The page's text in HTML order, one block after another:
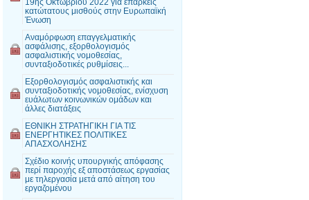
κατώτατους μισθούς στην Ευρωπαϊκή
Ένωση
Αναμόρφωση επαγγελματικής
ασφάλισης, εξορθολογισμός
ασφαλιστικής νομοθεσίας,
συνταξιοδοτικές ρυθμίσεις...
Εξορθολογισμός ασφαλιστικής και
συνταξιοδοτικής νομοθεσίας, ενίσχυση
ευάλωτων κοινωνικών ομάδων και
άλλες διατάξεις
ΕΘΝΙΚΗ ΣΤΡΑΤΗΓΙΚΗ ΓΙΑ ΤΙΣ
ΕΝΕΡΓΗΤΙΚΕΣ ΠΟΛΙΤΙΚΕΣ
ΑΠΑΣΧΟΛΗΣΗΣ
Σχέδιο κοινής υπουργικής απόφασης
περί παροχής εξ αποστάσεως εργασίας
με τηλεργασία μετά από αίτηση του
εργαζομένου